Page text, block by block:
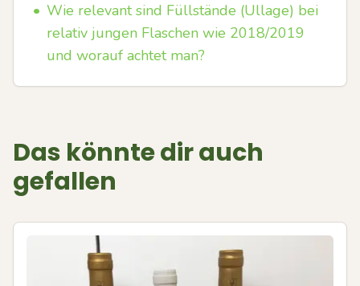
• Wie relevant sind Füllstände (Ullage) bei
relativ jungen Flaschen wie 2018/2019
und worauf achtet man?
Das könnte dir auch
gefallen